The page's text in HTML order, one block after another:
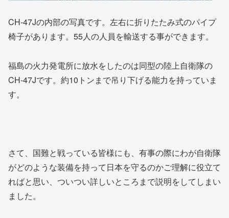
CH-47Jの内部の写真です。左右に折りたたみ式のパイプ
椅子があります。55人の人員を輸送する事ができます。
福島の火力発電所に放水をしたのは同型の陸上自衛隊の
CH-47Jです。約10トンまで吊り下げる能力を持っていま
す。
さて、国難と戦っている皆様にも、有事の際にわが自衛隊
がどのような装備を持って日本を守るのかご理解に役立て
ればと思い、ついつい詳しいところまで説明をしてしまい
ました。